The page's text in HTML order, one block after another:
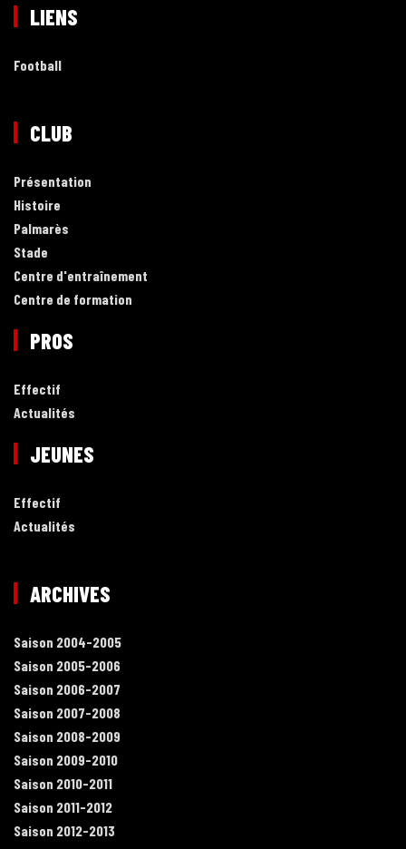
LIENS
Football
CLUB
Présentation
Histoire
Palmarès
Stade
Centre d'entraînement
Centre de formation
PROS
Effectif
Actualités
JEUNES
Effectif
Actualités
ARCHIVES
Saison 2004-2005
Saison 2005-2006
Saison 2006-2007
Saison 2007-2008
Saison 2008-2009
Saison 2009-2010
Saison 2010-2011
Saison 2011-2012
Saison 2012-2013